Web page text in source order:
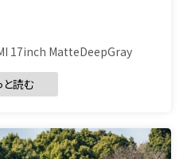
17inch MatteDeepGray
と読む